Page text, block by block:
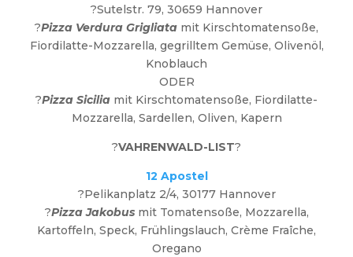
?Sutelstr. 79, 30659 Hannover
?Pizza Verdura Grigliata mit Kirschtomatensoße,
Fiordilatte-Mozzarella, gegrilltem Gemüse, Olivenöl,
Knoblauch
ODER
?Pizza Sicilia mit Kirschtomatensoße, Fiordilatte-
Mozzarella, Sardellen, Oliven, Kapern
?VAHRENWALD-LIST?
12 Apostel
?Pelikanplatz 2/4, 30177 Hannover
?Pizza Jakobusmit Tomatensoße, Mozzarella,
Kartoffeln, Speck, Frühlingslauch, Crème Fraîche,
Oregano